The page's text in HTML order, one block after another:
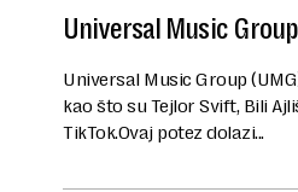
Universal Music
Universal Music Group
kao što su Tejlor Svift, Bili
TikTok.Ovaj potez dolazi...